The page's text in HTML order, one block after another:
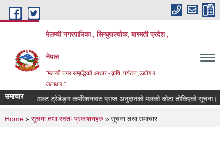
Skip to main content
मेलम्ची नगरपालिका , सिन्धुपाल्चोक, बागमती प्रदेश ,
नेपाल
"मेलम्ची नगर सम्बृद्धिको आधार - कृषि, पर्यटन ,उद्योग र
जलाधार "
समाचार साल्ट ट्रेडेङ्ग कर्पोरेशनबाट प्राप्त अनुदानको मलको कोटा तोकिएको सूचना।
You are here
Home » सूचना तथा स्वतः प्रकाशनहरु » सूचना तथा समाचार